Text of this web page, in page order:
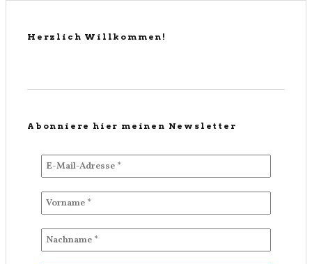
Herzlich Willkommen!
Abonniere hier meinen Newsletter